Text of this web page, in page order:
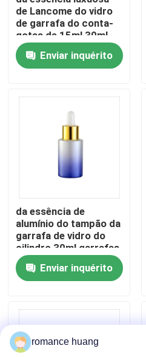
Casa
Produtos
Controle de Qualidade
Pedir um orçamento
Garrafa mal ventilada
garrafa cosmética da loção
Frasco de creme cosmético
de Lancome do vidro
de garrafa do conta-
gotas de 15ml 30ml
garrafa de gota vazia
do olhoEnviar inquérito
da essência de
alumínio do tampão da
garrafa de vidro do
cilindro 30ml garrafas
de vidro vazias do
conta-gotas
Enviar inquérito
romance huang